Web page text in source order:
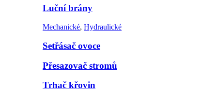
Luční brány
Mechanické, Hydraulické
Setřásač ovoce
Přesazovač stromů
Trhač křovin